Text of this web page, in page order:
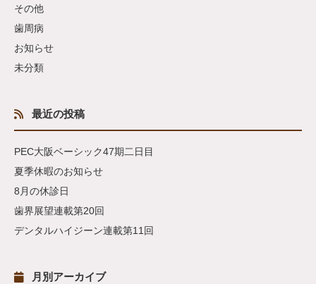
その他
歯周病
お知らせ
未分類
最近の投稿
PEC大阪ベーシック47期二日目
夏季休暇のお知らせ
8月の休診日
歯界展望連載第20回
デンタルハイジーン連載第11回
月別アーカイブ